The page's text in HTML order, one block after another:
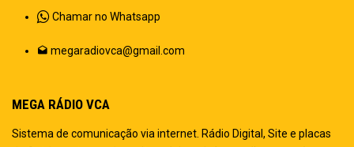
Chamar no Whatsapp
megaradiovca@gmail.com
MEGA RÁDIO VCA
Sistema de comunicação via internet. Rádio Digital, Site e placas